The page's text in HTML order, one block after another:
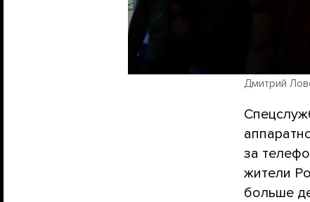
Дмитрий
за
жители
больше